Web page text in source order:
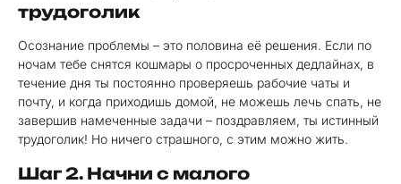
трудоголик
Осознание проблемы – это половина её решения. Если по
ночам тебе снятся кошмары о просроченных дедлайнах, в
течение дня ты постоянно проверяешь рабочие чаты и
почту, и когда приходишь домой, не можешь лечь спать, не
завершив намеченные задачи – поздравляем, ты истинный
трудоголик! Но ничего страшного, с этим можно жить.
Шаг 2. Начни с малого